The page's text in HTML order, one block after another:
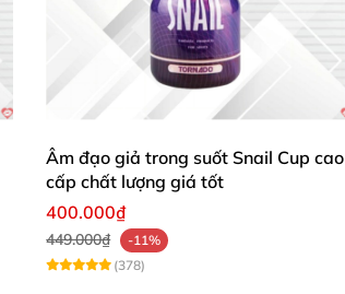
Âm đạo giả trong suốt Snail Cup cao
cấp chất lượng giá tốt
400.000₫
449.000₫
-11%
(378)